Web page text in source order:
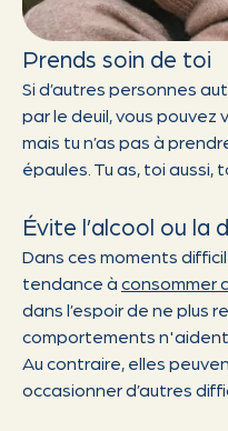
Prends soin de toi
Si d’autres personnes
par le deuil, vous pouvez
mais tu n’as pas à
épaules. Tu as, toi aussi,
Évite l’alcool ou la
Dans ces moments
tendance à consommer
dans l’espoir de ne plus
comportements n'aident
Au contraire, elles
occasionner d’autres